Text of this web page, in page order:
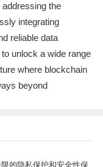
the
integrating
reliable data
unlock a wide range
where blockchain
beyond
的隐私保护和安全性保